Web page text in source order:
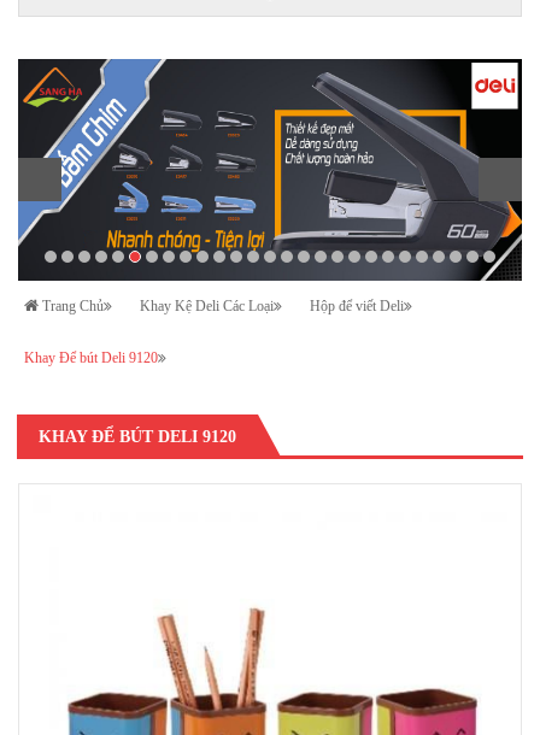
Trang Chủ Khay Kệ Deli Các Loại Hộp để viết Deli
Khay Để bút Deli 9120
KHAY ĐỂ BÚT DELI 9120